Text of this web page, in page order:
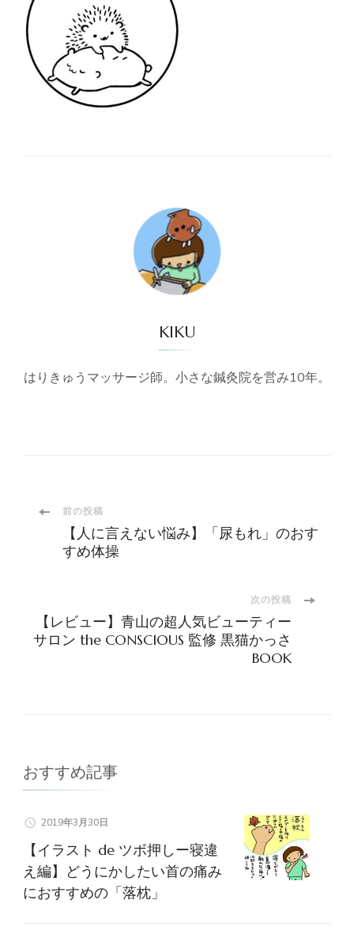
KIKU
はりきゅうマッサージ師。小さな鍼灸院を営み10年。
投
ビ
シ
ョ
ン
前の投稿
【人に言えない悩み】「尿もれ」のおす
すめ体操
次の投稿
【レビュー】青山の超人気ビューティー
サロン the CONSCIOUS 監修 黒猫かっさ
BOOK
おすすめ記事
2019年3月30日
【イラスト de ツボ押しー寝違
え編】どうにかしたい首の痛み
におすすめの「落枕」